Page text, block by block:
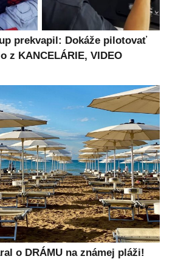
prekvapil: Dokáže pilotovať
z KANCELÁRIE, VIDEO
o DRÁMU na známej pláži!